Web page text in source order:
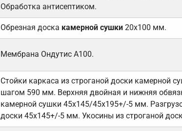
Обработка антисептиком.
Обрезная доска камерной сушки20х100 мм.
Мембрана Ондутис А100.
Стойки каркаса из строганой доски камерной
шагом 590 мм. Верхняя двойная и нижняя
камерной сушки 45х145/45х195+/-5 мм.
доски 45х145+/-5 мм. Укосины из строганой